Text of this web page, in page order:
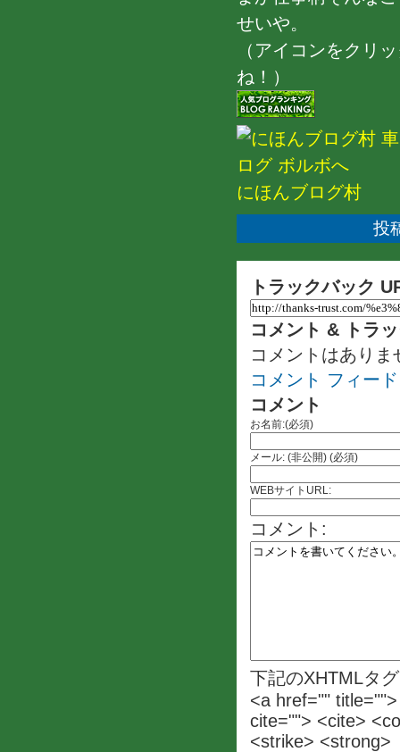
せいや。
（アイコンをクリ
ね！）
にほんブログ村
投
トラックバック
コメント & トラ
コメントはありま
コメント フィード
コメント
お名前:(必須)
メール: (非公開) (必須)
WEBサイトURL:
コメント:
下記のXHTMLタ
<a href=""
cite=""> <cite>
<strike> <strong>